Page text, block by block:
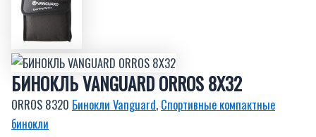
БИНОКЛЬ VANGUARD ORROS 8X32
ORROS 8320 Бинокли Vanguard, Спортивные компактные
бинокли